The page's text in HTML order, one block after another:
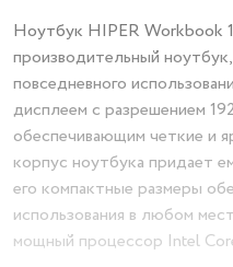
Ноутбук HIPER Workbook
производительный
повседневного
дисплеем с разрешением
обеспечивающим четкие и
корпус ноутбука придает
его компактные размеры
использования в любом
мощный процессор Intel